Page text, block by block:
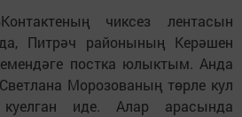
чиксез лентасын
Питрәч районының Керәшен
постка юлыктым. Анда
Морозованың төрле кул
иде. Алар арасында